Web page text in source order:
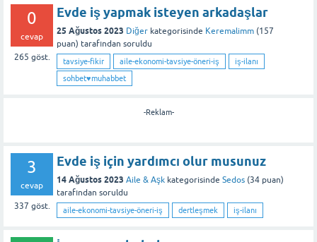
0
cevap
265 göst.
Evde iş yapmak isteyen arkadaşlar
25 Ağustos 2023 Diğer kategorisinde Keremalimm (157
puan) tarafından soruldu
tavsiye-fikir aile-ekonomi-tavsiye-öneri-iş
iş-ilanı
sohbet♥️muhabbet
-Reklam-
3
cevap
337 göst.
Evde iş için yardımcı olur musunuz
14 Ağustos 2023 Aile & Aşk kategorisinde Sedos (34 puan)
tarafından soruldu
aile-ekonomi-tavsiye-öneri-iş dertleşmek iş-ilanı